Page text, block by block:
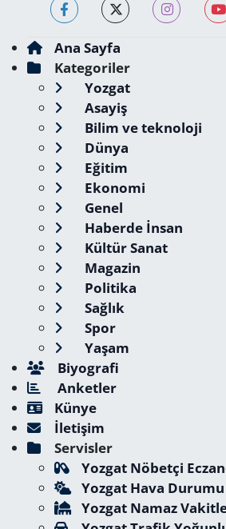
Ana Sayfa
Kategoriler
Yozgat
Asayiş
Bilim ve teknoloji
Dünya
Eğitim
Ekonomi
Genel
Haberde İnsan
Kültür Sanat
Magazin
Politika
Sağlık
Spor
Yaşam
Biyografi
Anketler
Künye
İletişim
Servisler
Yozgat Nöbetçi
Yozgat Hava Durumu
Yozgat Namaz